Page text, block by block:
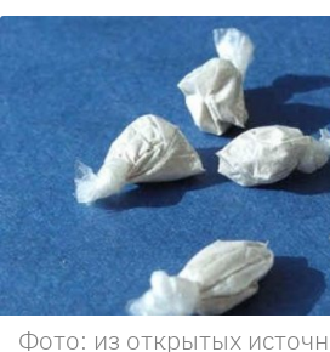
Фото: из открытых